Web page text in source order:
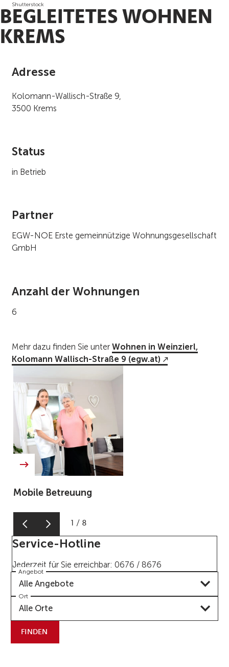
Shutterstock
BEGLEITETES WOHNEN
KREMS
Adresse
Kolomann-Wallisch-Straße 9,
3500 Krems
Status
in Betrieb
Partner
EGW-NOE Erste gemeinnützige Wohnungsgesellschaft
GmbH
Anzahl der Wohnungen
6
Mehr dazu finden Sie unter Wohnen in Weinzierl,
Kolomann Wallisch-Straße 9 (egw.at)
Mobile Betreuung
1 / 8
Service-Hotline
Jederzeit für Sie erreichbar: 0676 / 8676
Angebot
Alle Angebote
Ort
Alle Orte
FINDEN